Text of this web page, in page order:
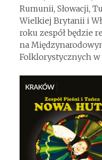
Rumunii, Słowacji,
Wielkiej Brytanii i
roku zespół będzie
na
Folklorystycznych w